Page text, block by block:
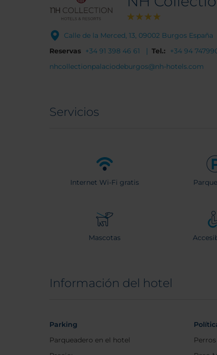
Calle de la Merced, 13, 09002 Burgos España
Reservas +34 91 398 46 61 Tel.:
+34 94
nhcollectionpalaciodeburgos@nh-hotels.com
Servicios
Internet Wi-Fi gratis
Mascotas
Información del hotel
Parking
Parqueadero en el hotel